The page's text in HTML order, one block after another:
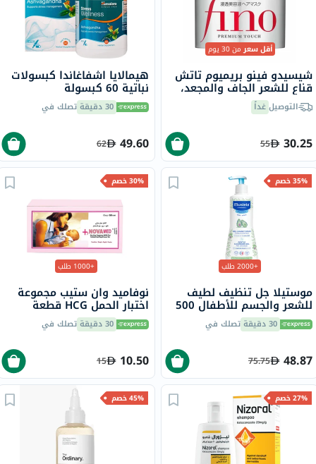
أقل سعرمن 30 يوم
شيسيدو فينو بريميوم تاتش
قناع للشعر الجاف والمجعد،
230 جرامالتوصيلغداً
30.25
55
هيمالايا اشفاغاندا كبسولات
نباتية 60 كبسولة
30 دقيقة تصلك في
49.60
62
35% خصم
+2000 طلب
موستيلا جل تنظيف لطيف
للشعر والجسم للأطفال 500
مل 30 دقيقة تصلك في
48.87
75.75
30% خصم
+1000 طلب
نوفاميد وان ستيب مجموعة
اختبار الحمل HCG قطعة
واحدة 30 دقيقة تصلك في
10.50
15
27% خصم 45% خصم